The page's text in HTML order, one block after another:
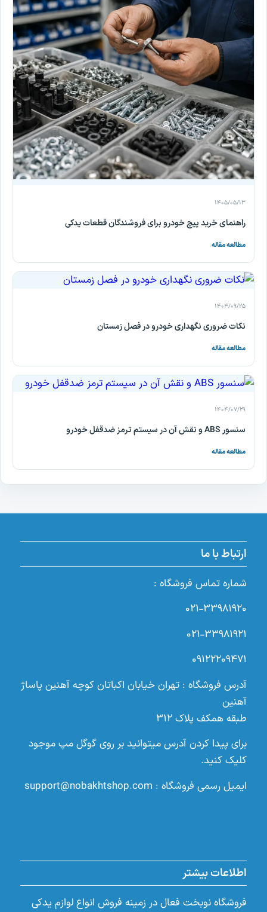
۱۴۰۵/۰۵/۱۳
راهنمای خرید پیچ خودرو برای فروشندگان قطعات یدکی
مطالعه مقاله
۱۴۰۴/۰۹/۲۵
نکات ضروری نگهداری خودرو در فصل زمستان
مطالعه مقاله
۱۴۰۴/۰۷/۲۹
سنسور ABS و نقش آن در سیستم ترمز ضدقفل خودرو
مطالعه مقاله
ارتباط با ما
شماره تماس فروشگاه :
۰۲۱-۳۳۹۸۱۹۲۰
۰۲۱-۳۳۹۸۱۹۲۱
۰۹۱۲۲۲۰۹۴۷۱
آدرس فروشگاه : تهران خیابان اکباتان کوچه آهنین پاساژ
آهنین
طبقه همکف پلاک ۳۱۲
برای پیدا کردن آدرس میتوانید بر روی گوگل مپ موجود
کلیک کنید.
ایمیل رسمی فروشگاه : support@nobakhtshop.com
اطلاعات بیشتر
فروشگاه نوبخت فعال در زمینه فروش انواع لوازم یدکی